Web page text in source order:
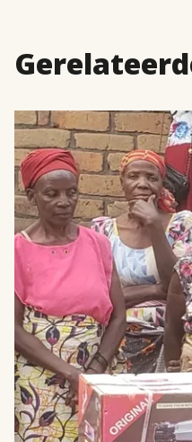
LEES
MEEROVER
KANSEN
VOOR
VROUWEN
MET
EEN
BEPERKING
DE
DR
CONGO